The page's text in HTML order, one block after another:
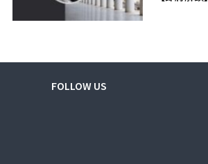
FOLLOW US